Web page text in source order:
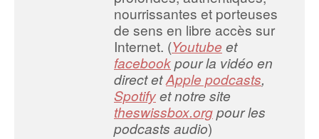
nourrissantes et porteuses
de sens en libre accès sur
Internet. (Youtube et
facebookpour la vidéo en
direct etApple podcasts,
Spotifyet notre site
theswissbox.orgpour les
podcasts audio)